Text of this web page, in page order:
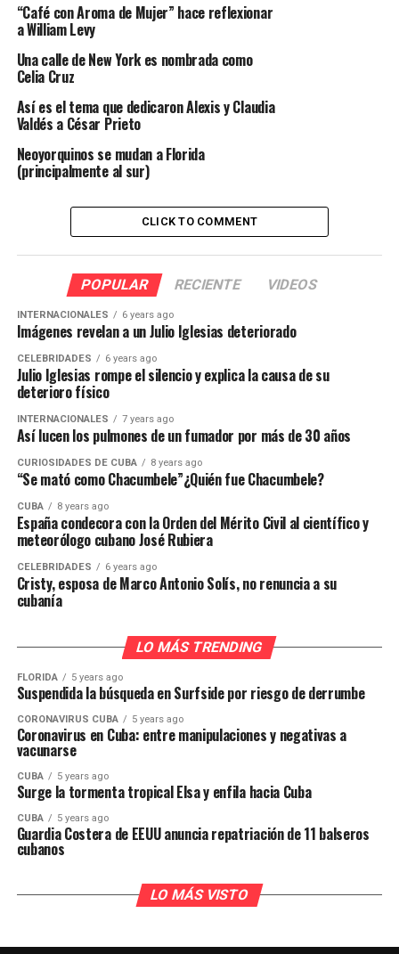
“Café con Aroma de Mujer” hace reflexionar
a William Levy
Una calle de New York es nombrada como
Celia Cruz
Así es el tema que dedicaron Alexis y Claudia
Valdés a César Prieto
Neoyorquinos se mudan a Florida
(principalmente al sur)
CLICK TO COMMENT
POPULAR RECIENTE VIDEOS
INTERNACIONALES 6 years ago
Imágenes revelan a un Julio Iglesias deteriorado
CELEBRIDADES 6 years ago
Julio Iglesias rompe el silencio y explica la causa de su
deterioro físico
INTERNACIONALES 7 years ago
Así lucen los pulmones de un fumador por más de 30 años
CURIOSIDADES DE CUBA 8 years ago
“Se mató como Chacumbele”¿Quién fue Chacumbele?
CUBA 8 years ago
España condecora con la Orden del Mérito Civil al científico y
meteorólogo cubano José Rubiera
CELEBRIDADES 6 years ago
Cristy, esposa de Marco Antonio Solís, no renuncia a su
cubanía
LO MÁS TRENDING
FLORIDA 5 years ago
Suspendida la búsqueda en Surfside por riesgo de derrumbe
CORONAVIRUS CUBA 5 years ago
Coronavirus en Cuba: entre manipulaciones y negativas a
vacunarse
CUBA 5 years ago
Surge la tormenta tropical Elsa y enfila hacia Cuba
CUBA 5 years ago
Guardia Costera de EEUU anuncia repatriación de 11 balseros
cubanos
LO MÁS VISTO